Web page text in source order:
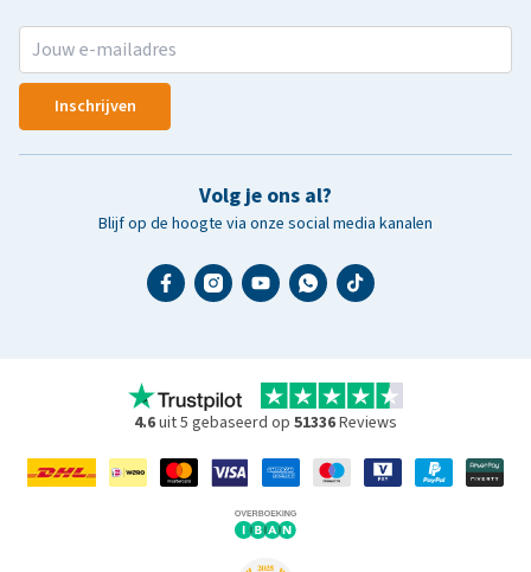
Inschrijven
Volg je ons al?
Blijf op de hoogte via onze social media kanalen
4.6uit 5 gebaseerd op 51336Reviews